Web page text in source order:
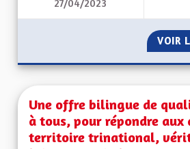
27/04/2023
VOIR
Une offre bilingue de
à tous, pour répondre aux
territoire trinational,